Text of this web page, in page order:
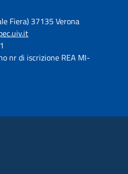
Fiera) 37135 Verona
nr di iscrizione REA MI-